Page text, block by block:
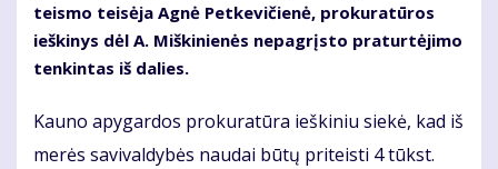
teismo teisėja Agnė Petkevičienė, prokuratūros
ieškinys dėl A. Miškinienės nepagrįsto praturtėjimo
tenkintas iš dalies.
Kauno apygardos prokuratūra ieškiniu siekė, kad iš
merės savivaldybės naudai būtų priteisti 4 tūkst.